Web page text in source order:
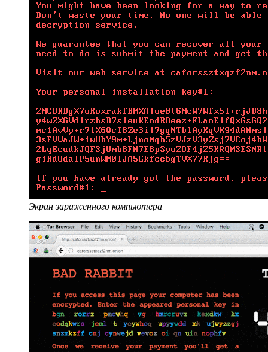
Экран зараженного компьютера